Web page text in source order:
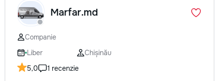
придерживаемся
Marfar.md
Companie
Liber
Chișinău
5,0
1 recenzie